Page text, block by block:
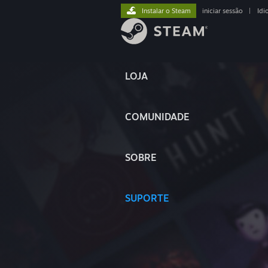
LOJA
COMUNIDADE
SOBRE
SUPORTE
Instalar o Steam iniciar sessão